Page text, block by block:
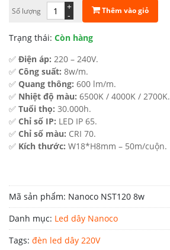
4.260.000 ₫.
2.982.000 ₫.
Số lượng -
+ Thêm vào giỏ
Trạng thái: Còn hàng
✅ Điện áp: 220 – 240V.
✅ Công suất: 8w/m.
✅ Quang thông: 600 lm/m.
✅ Nhiệt độ màu: 6500K / 4000K / 2700K.
✅ Tuổi thọ: 30.000h.
✅ Chỉ số IP: LED IP 65.
✅ Chỉ số màu: CRI 70.
✅ Kích thước: W18*H8mm – 50m/cuộn.
Mã sản phẩm: Nanoco NST120 8w
Danh mục: Led dây Nanoco
Tags: đèn led dây 220V